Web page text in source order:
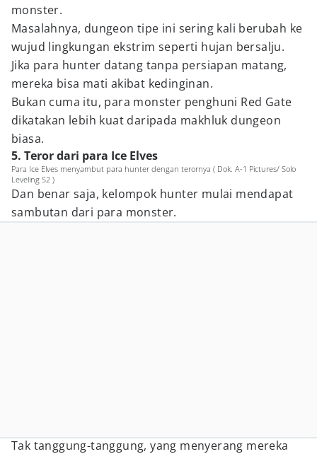
monster.
Masalahnya, dungeon tipe ini sering kali berubah ke
wujud lingkungan ekstrim seperti hujan bersalju.
Jika para hunter datang tanpa persiapan matang,
mereka bisa mati akibat kedinginan.
Bukan cuma itu, para monster penghuni Red Gate
dikatakan lebih kuat daripada makhluk dungeon
biasa.
5. Teror dari para Ice Elves
Para Ice Elves menyambut para hunter dengan terornya ( Dok. A-1 Pictures/ Solo
Leveling S2 )
Dan benar saja, kelompok hunter mulai mendapat
sambutan dari para monster.
Tak tanggung-tanggung, yang menyerang mereka